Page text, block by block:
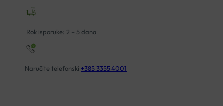
Rok isporuke: 2 – 5 dana
Naručite telefonski +385 3355 4001